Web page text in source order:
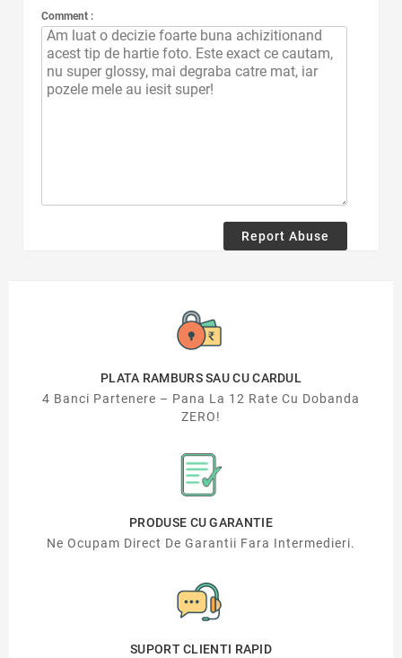
Comment :
Report Abuse
PLATA RAMBURS SAU CU CARDUL
4 Banci Partenere – Pana La 12 Rate Cu Dobanda
ZERO!
PRODUSE CU GARANTIE
Ne Ocupam Direct De Garantii Fara Intermedieri.
SUPORT CLIENTI RAPID